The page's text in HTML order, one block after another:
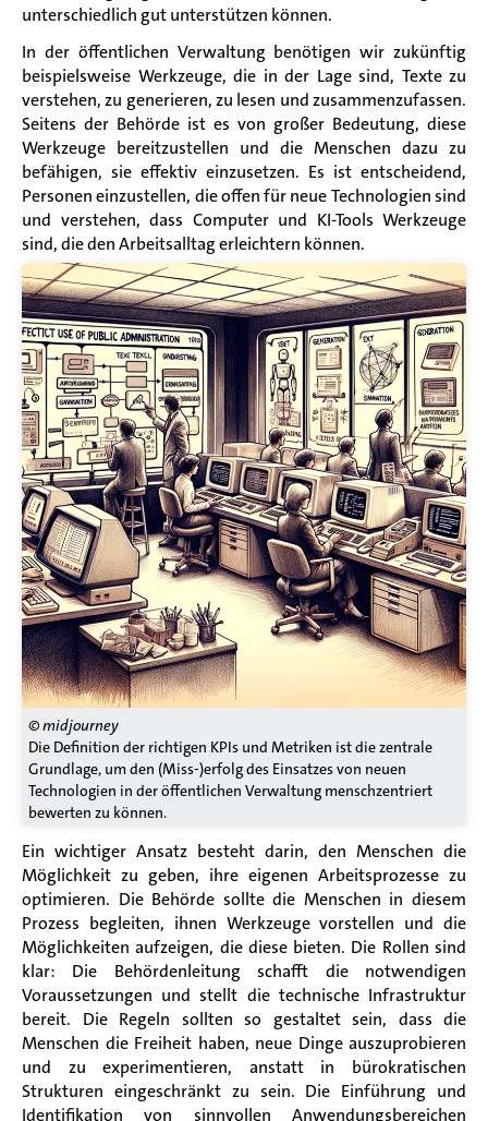
unterschiedlich gut unterstützen können.
In der öffentlichen Verwaltung benötigen wir zukünftig
beispielsweise Werkzeuge, die in der Lage sind, Texte zu
verstehen, zu generieren, zu lesen und zusammenzufassen.
Seitens der Behörde ist es von großer Bedeutung, diese
Werkzeuge bereitzustellen und die Menschen dazu zu
befähigen, sie effektiv einzusetzen. Es ist entscheidend,
Personen einzustellen, die offen für neue Technologien sind
und verstehen, dass Computer und KI-Tools Werkzeuge
sind, die den Arbeitsalltag erleichtern können.
© midjourney
Die Definition der richtigen KPIs und Metriken ist die zentrale
Grundlage, um den (Miss-)erfolg des Einsatzes von neuen
Technologien in der öffentlichen Verwaltung menschzentriert
bewerten zu können.
Ein wichtiger Ansatz besteht darin, den Menschen die
Möglichkeit zu geben, ihre eigenen Arbeitsprozesse zu
optimieren. Die Behörde sollte die Menschen in diesem
Prozess begleiten, ihnen Werkzeuge vorstellen und die
Möglichkeiten aufzeigen, die diese bieten. Die Rollen sind
klar: Die Behördenleitung schafft die notwendigen
Voraussetzungen und stellt die technische Infrastruktur
bereit. Die Regeln sollten so gestaltet sein, dass die
Menschen die Freiheit haben, neue Dinge auszuprobieren
und zu experimentieren, anstatt in bürokratischen
Strukturen eingeschränkt zu sein. Die Einführung und
Identifikation von sinnvollen Anwendungsbereichen